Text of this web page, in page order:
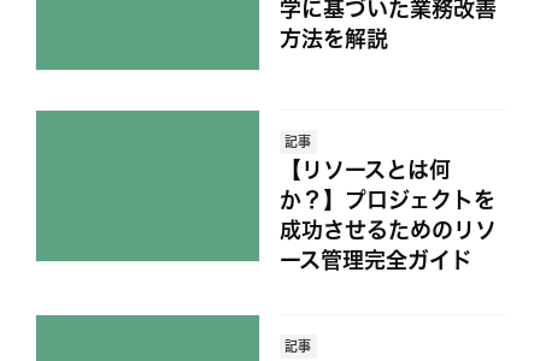
学に基づいた業務改善
方法を解説
記事
【リソースとは何
か？】プロジェクトを
成功させるためのリソ
ース管理完全ガイド
記事